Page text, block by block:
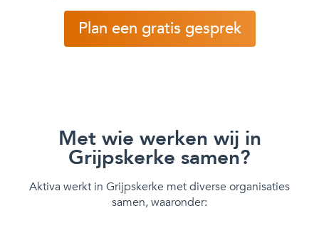
Plan een gratis gesprek
Met wie werken wij in
Grijpskerke samen?
Aktiva werkt in Grijpskerke met diverse organisaties
samen, waaronder: